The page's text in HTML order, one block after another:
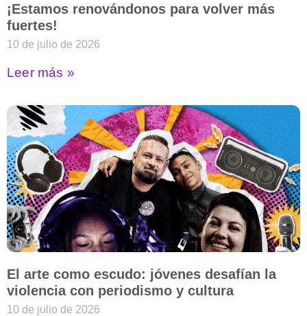
¡Estamos renovándonos para volver más
fuertes!
10 de julio de 2026
Leer más »
El arte como escudo: jóvenes desafían la
violencia con periodismo y cultura
10 de julio de 2026